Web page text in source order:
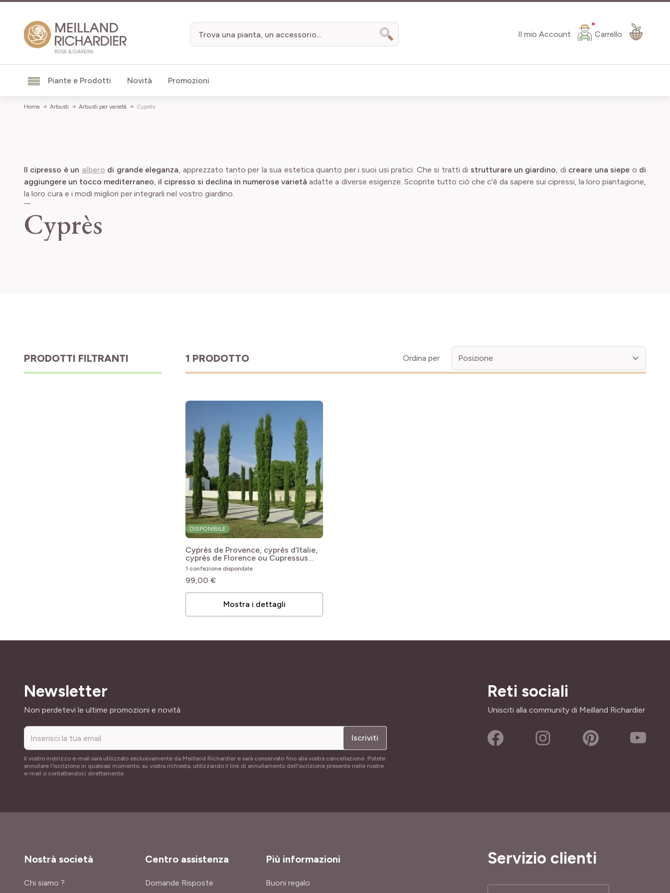
Il mio Account Carrello
Piante e Prodotti Novità Promozioni
Search
Home Arbusti Arbusti per varietà Cyprès
Il cipresso è un albero di grande eleganza, apprezzato tanto per la sua estetica quanto per i suoi usi pratici. Che si tratti di strutturare un giardino, di creare una siepe o di
aggiungere un tocco mediterraneo, il cipresso si declina in numerose varietà adatte a diverse esigenze. Scoprite tutto ciò che c'è da sapere sui cipressi, la loro piantagione,
la loro cura e i modi migliori per integrarli nel vostro giardino.
Cyprès
PRODOTTI FILTRANTI 1 PRODOTTO Ordina per
DISPONIBILE
Cyprès de Provence, cyprès d’Italie,
cyprès de Florence ou Cupressus
sempervirens ‘Totem’
sempervirens var. stricta Totem
1 confezione disponibile
99,00 €
Mostra i dettagli
Newsletter
Indirizzo email
Non perdetevi le ultime promozioni e novità
Iscriviti
Il vostro indirizzo e-mail sarà utilizzato esclusivamente da Meilland Richardier e sarà conservato fino alla vostra cancellazione. Potete
annullare l'iscrizione in qualsiasi momento, su vostra richiesta, utilizzando il link di annullamento dell'iscrizione presente nelle nostre
e-mail o contattandoci direttamente.
Reti sociali
Unisciti alla community di Meilland Richardier
Nostrà società
Chi siamo ?
Centro assistenza
Domande Risposte
Più informazioni
Buoni regalo
Servizio clienti